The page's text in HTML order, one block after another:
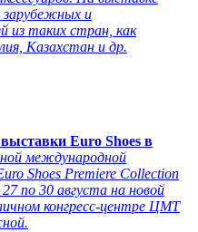
зарубежных и
из таких стран, как
Казахстан и др.
Euro Shoes в
международной
Shoes Premiere Collection
по 30 августа на новой
конгресс-центре ЦМТ